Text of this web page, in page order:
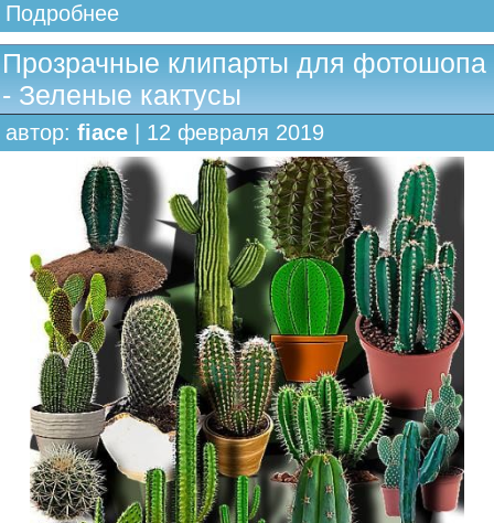
Подробнее
Прозрачные клипарты для фотошопа
- Зеленые кактусы
автор: fiace | 12 февраля 2019